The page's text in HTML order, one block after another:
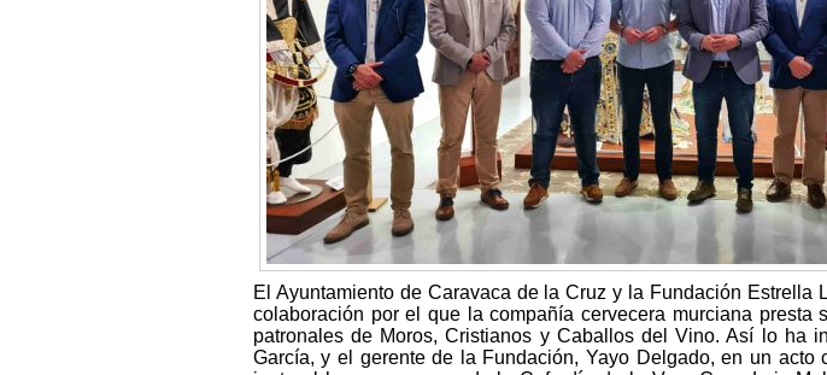
El Ayuntamiento de Caravaca de la Cruz y la Fundación Estrella
colaboración por el que la compañía cervecera murciana presta
patronales de Moros, Cristianos y Caballos del Vino. Así lo ha
García, y el gerente de la Fundación, Yayo Delgado, en un acto